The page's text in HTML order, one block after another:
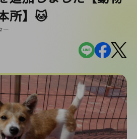
所】🐱
ー